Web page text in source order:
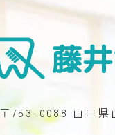
〒753-0088 山口